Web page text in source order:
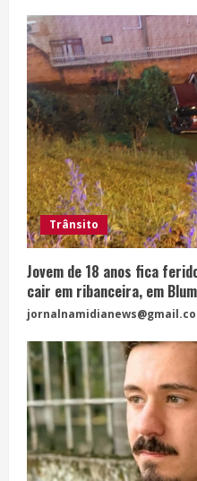
Trânsito
Jovem de 18 anos fica
cair em ribanceira, em